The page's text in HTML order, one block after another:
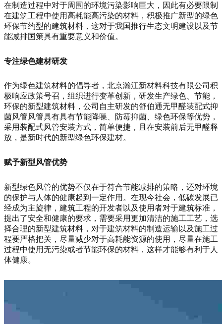
在制造过程中对于周围的环境污染影响巨大，因此有必要限制
在建筑工程中使用高耗能高污染的材料，积极推广新型的绿色
环保节约型的建筑材料，这对于我国推行生态文明建设以及节
能减排国策具有重要意义和价值。
专注绿色建材研发
作为绿色建筑材料的倡导者，北京瀚江新材料科技有限公司积
极响应政策号召，组织进行变革创新，研发生产绿色、节能，
环保的新型建筑材料，公司自主研发的舒伯通无甲醛装配式抑
菌风管风管具有具有节能降噪、防霉抑菌、绿色环保等优势，
采用装配式风管安装方式，简单便捷，且在安装前后无甲醛释
放，是新时代的新型绿色环保建材。
赋予新型风管优势
新型绿色风管的优势不仅在于符合节能减排的策略，还对环境
的保护与人体的健康起到一定作用。在现今社会，低碳发展已
经成为主旋律，建筑工程的开发者以及使用者对于建筑标准，
提出了安全和健康的要求，需要采用更加清洁的施工工艺，选
择合理的新型建筑材料，对于建筑材料的制造运输以及施工过
程要严格把关，尽量减少对于高耗能资源的使用，尽量在施工
过程中使用无污染或者节能环保的材料，这样才能够有利于人
体健康。